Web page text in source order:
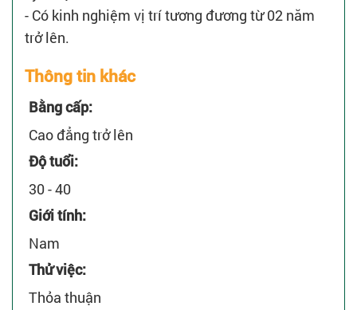
- Có kinh nghiệm vị trí tương đương từ 02 năm
trở lên.
Thông tin khác
Bằng cấp:
Cao đẳng trở lên
Độ tuổi:
30 - 40
Giới tính:
Nam
Thử việc:
Thỏa thuận